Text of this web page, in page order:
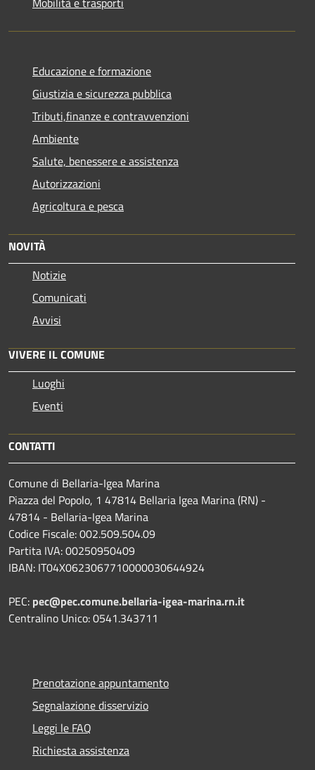
Educazione e formazione
Giustizia e sicurezza pubblica
Tributi,finanze e contravvenzioni
Ambiente
Salute, benessere e assistenza
Autorizzazioni
Agricoltura e pesca
NOVITÀ
Notizie
Comunicati
Avvisi
VIVERE IL COMUNE
Luoghi
Eventi
CONTATTI
Comune di Bellaria-Igea Marina
Piazza del Popolo, 1 47814 Bellaria Igea Marina (RN) -
47814 - Bellaria-Igea Marina
Codice Fiscale: 002.509.504.09
Partita IVA: 00250950409
IBAN: IT04X0623067710000030644924
PEC: pec@pec.comune.bellaria-igea-marina.rn.it
Centralino Unico: 0541.343711
Prenotazione appuntamento
Segnalazione disservizio
Leggi le FAQ
Richiesta assistenza